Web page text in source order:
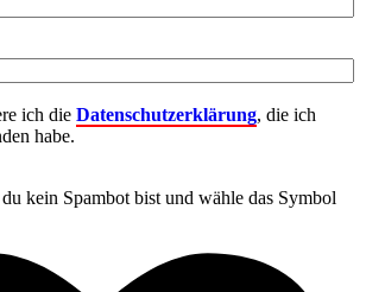
ich die Datenschutzerklärung, die ich
habe.
kein Spambot bist und wähle das Symbol